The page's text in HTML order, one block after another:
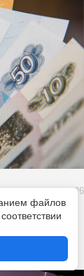
7 августа 2026
с
файлов
соответствии